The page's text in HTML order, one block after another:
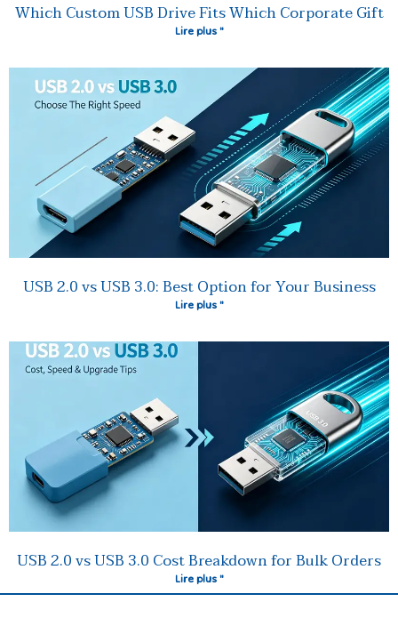
Which Custom USB Drive Fits Which Corporate Gift
Lire plus "
USB 2.0 vs USB 3.0: Best Option for Your Business
Lire plus "
USB 2.0 vs USB 3.0 Cost Breakdown for Bulk Orders
Lire plus "